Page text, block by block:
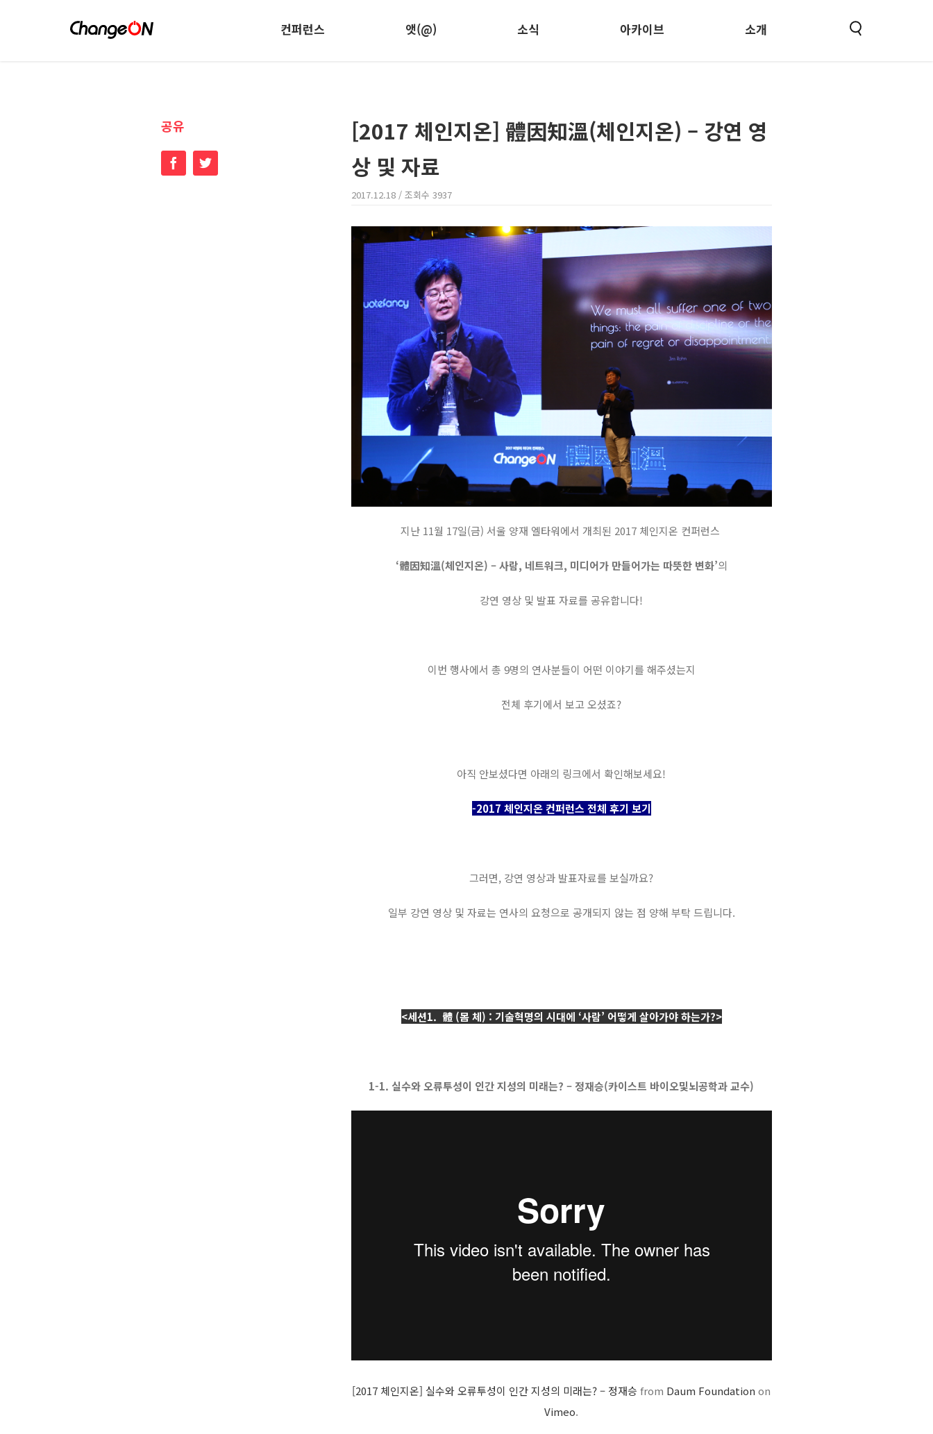
컨퍼런스 앳(@) 소식 아카이브 소개
[2017 체인지온] 體因知溫(체인지온) – 강연 영
상 및 자료
2017.12.18 / 조회수 3937
지난 11월 17일(금) 서울 양재 엘타워에서 개최된 2017 체인지온 컨퍼런스
‘體因知溫(체인지온) – 사람, 네트워크, 미디어가 만들어가는 따뜻한 변화’의
강연 영상 및 발표 자료를 공유합니다!
이번 행사에서 총 9명의 연사분들이 어떤 이야기를 해주셨는지
전체 후기에서 보고 오셨죠?
아직 안보셨다면 아래의 링크에서 확인해보세요!
-2017 체인지온 컨퍼런스 전체 후기 보기
그러면, 강연 영상과 발표자료를 보실까요?
일부 강연 영상 및 자료는 연사의 요청으로 공개되지 않는 점 양해 부탁 드립니다.
<세션1. 體 (몸 체) : 기술혁명의 시대에 ‘사람’ 어떻게 살아가야 하는가?>
1-1. 실수와 오류투성이 인간 지성의 미래는? – 정재승(카이스트 바이오및뇌공학과 교수)
[2017 체인지온] 실수와 오류투성이 인간 지성의 미래는? – 정재승 from Daum Foundation on
Vimeo.
공유
FacebookTwitter